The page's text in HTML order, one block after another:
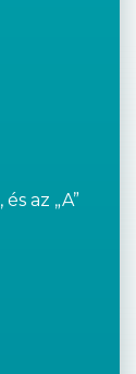
az „A”